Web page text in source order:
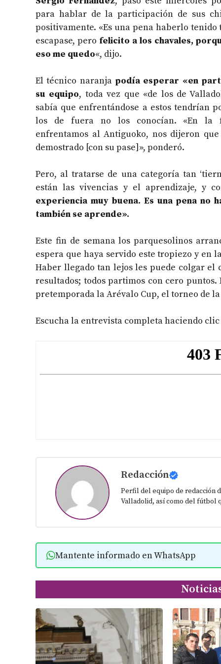
para hablar de la participación de sus
positivamente. «Es una pena haberlo tenido
escapase, pero felicito a los chavales,
eso me quedo«, dijo.
El técnico naranja podía esperar «en
su equipo, toda vez que «de los de
sabía que enfrentándose a estos tendrían
los de fuera no los conocían. «En la
enfrentamos al Antiguoko, nos dijeron
demostrado [con su pase]», ponderó.
Pero, al tratarse de una categoría tan
están las vivencias y el aprendizaje, y
experiencia muy buena. Es una pena
también se aprende».
Este fin de semana los parquesolinos
espera que haya servido este tropiezo y en
Haber llegado tan lejos les puede colgar el
resultados; todos partimos con cero
pretemporada la Arévalo Cup, el torneo de
Escucha la entrevista completa haciendo
Redacción
Perfil del equipo de redacción
Valladolid, así como del fútbol
Mantente informado en WhatsApp